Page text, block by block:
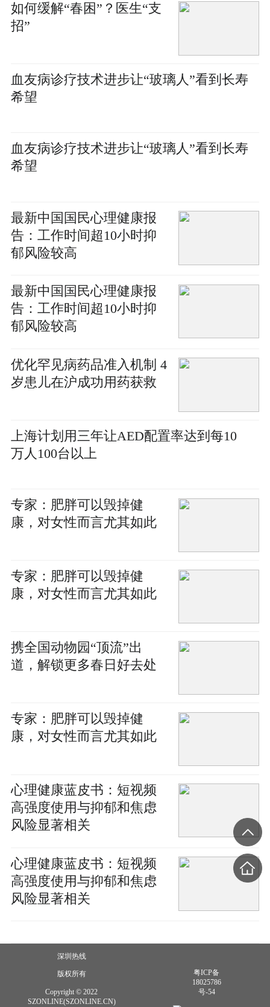
如何缓解“春困”？医生“支
招”
血友病诊疗技术进步让“玻璃人”看到长寿
希望
血友病诊疗技术进步让“玻璃人”看到长寿
希望
最新中国国民心理健康报
告：工作时间超10小时抑
郁风险较高
最新中国国民心理健康报
告：工作时间超10小时抑
郁风险较高
优化罕见病药品准入机制 4
岁患儿在沪成功用药获救
上海计划用三年让AED配置率达到每10
万人100台以上
专家：肥胖可以毁掉健
康，对女性而言尤其如此
专家：肥胖可以毁掉健
康，对女性而言尤其如此
携全国动物园“顶流”出
道，解锁更多春日好去处
专家：肥胖可以毁掉健
康，对女性而言尤其如此
心理健康蓝皮书：短视频
高强度使用与抑郁和焦虑
风险显著相关
心理健康蓝皮书：短视频
高强度使用与抑郁和焦虑
风险显著相关
深圳热线
版权所有
Copyright © 2022
SZONLINE(SZONLINE.CN)
粤ICP备
18025786
号-54